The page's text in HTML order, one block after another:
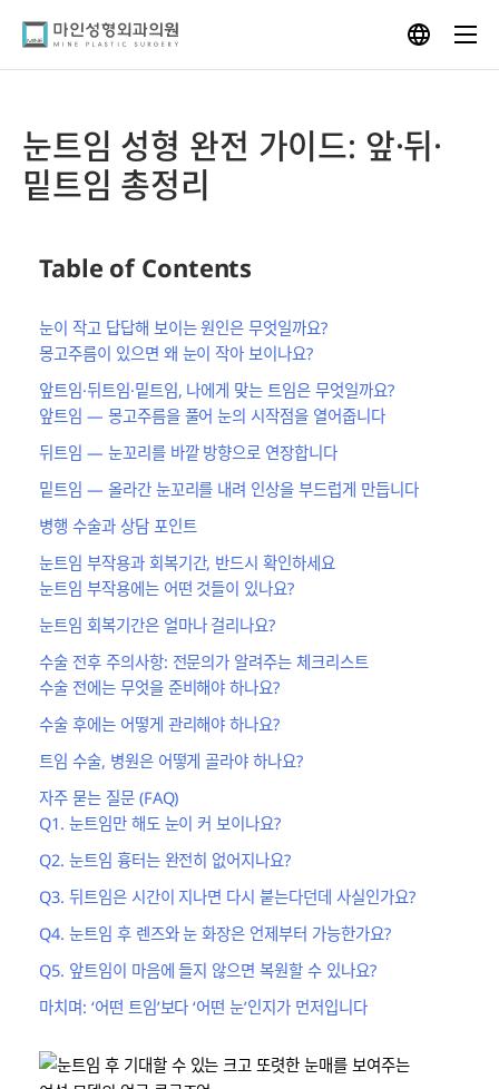
content
눈트임 성형 완전 가이드: 앞·뒤·
밑트임 총정리
Table of Contents
눈이 작고 답답해 보이는 원인은 무엇일까요?
몽고주름이 있으면 왜 눈이 작아 보이나요?
앞트임·뒤트임·밑트임, 나에게 맞는 트임은 무엇일까요?
앞트임 — 몽고주름을 풀어 눈의 시작점을 열어줍니다
뒤트임 — 눈꼬리를 바깥 방향으로 연장합니다
밑트임 — 올라간 눈꼬리를 내려 인상을 부드럽게 만듭니다
병행 수술과 상담 포인트
눈트임 부작용과 회복기간, 반드시 확인하세요
눈트임 부작용에는 어떤 것들이 있나요?
눈트임 회복기간은 얼마나 걸리나요?
수술 전후 주의사항: 전문의가 알려주는 체크리스트
수술 전에는 무엇을 준비해야 하나요?
수술 후에는 어떻게 관리해야 하나요?
트임 수술, 병원은 어떻게 골라야 하나요?
자주 묻는 질문 (FAQ)
Q1. 눈트임만 해도 눈이 커 보이나요?
Q2. 눈트임 흉터는 완전히 없어지나요?
Q3. 뒤트임은 시간이 지나면 다시 붙는다던데 사실인가요?
Q4. 눈트임 후 렌즈와 눈 화장은 언제부터 가능한가요?
Q5. 앞트임이 마음에 들지 않으면 복원할 수 있나요?
마치며: ‘어떤 트임’보다 ‘어떤 눈’인지가 먼저입니다